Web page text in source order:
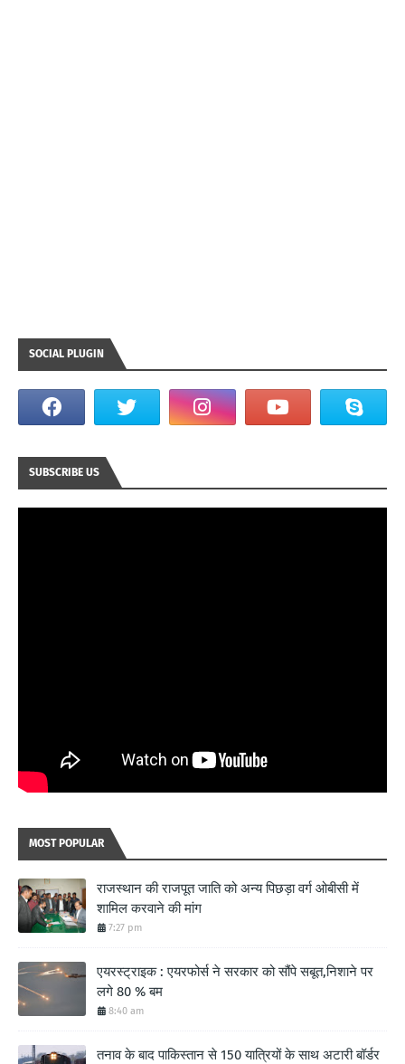
SOCIAL PLUGIN
SUBSCRIBE US
MOST POPULAR
राजस्थान की राजपूत जाति को अन्य पिछड़ा वर्ग ओबीसी में
शामिल करवाने की मांग
7:27 pm
एयरस्ट्राइक : एयरफोर्स ने सरकार को सौंपे सबूत,निशाने पर
लगे 80 % बम
8:40 am
तनाव के बाद पाकिस्तान से 150 यात्रियों के साथ अटारी बॉर्डर